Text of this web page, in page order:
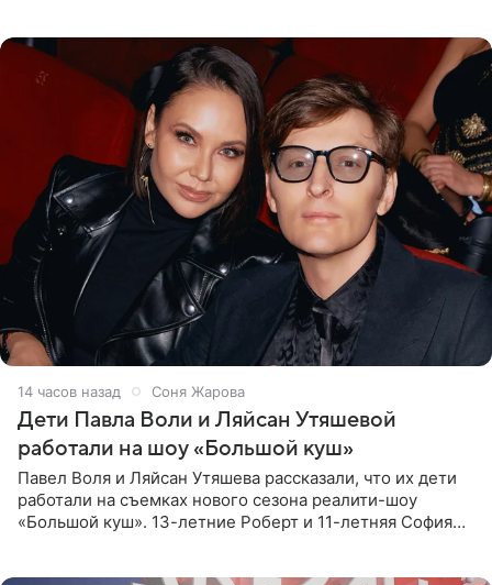
14 часов назад Соня Жарова
Дети Павла Воли и Ляйсан Утяшевой
работали на шоу «Большой куш»
Павел Воля и Ляйсан Утяшева рассказали, что их дети
работали на съемках нового сезона реалити-шоу
«Большой куш». 13-летние Роберт и 11-летняя София